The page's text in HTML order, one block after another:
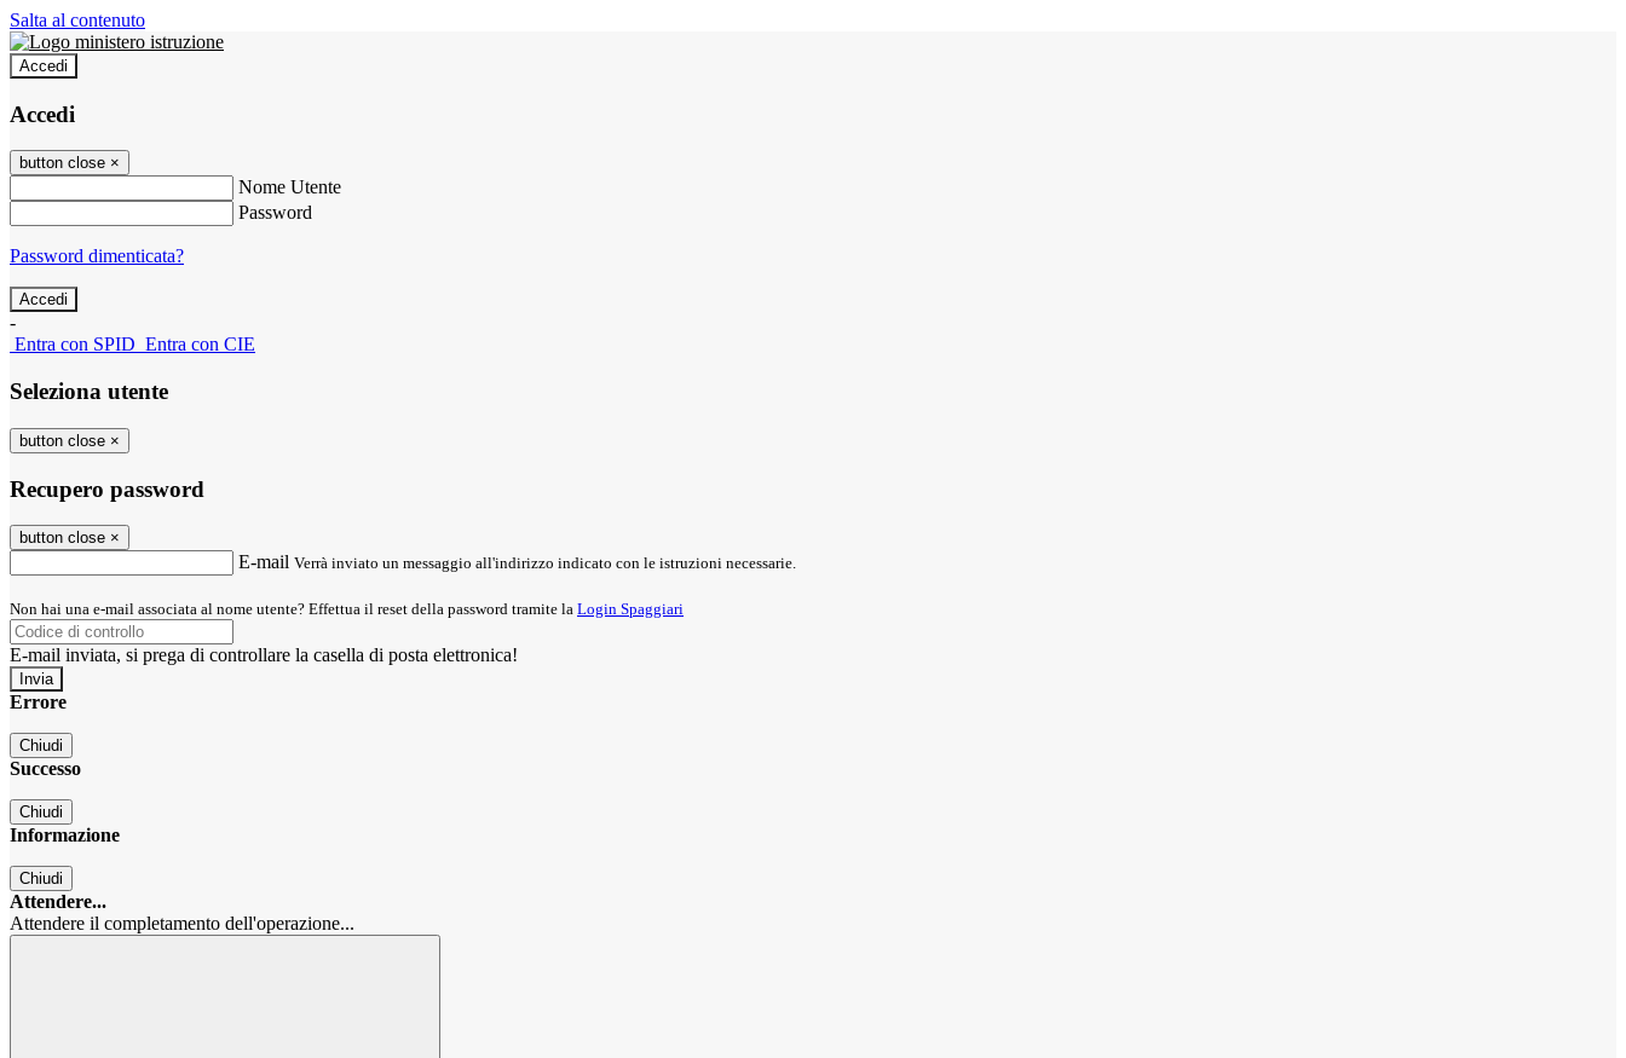
Salta al contenuto
Accedi
Accedi
button close ×
Nome Utente
Password
Password dimenticata?
-
Entra con SPID Entra con CIE
Seleziona utente
button close ×
Recupero password
button close ×
E-mail Verrà inviato un messaggio all'indirizzo indicato con le istruzioni necessarie.
Non hai una e-mail associata al nome utente? Effettua il reset della password tramite la Login Spaggiari
E-mail inviata, si prega di controllare la casella di posta elettronica!
Errore
Chiudi
Successo
Chiudi
Informazione
Chiudi
Attendere...
Attendere il completamento dell'operazione...